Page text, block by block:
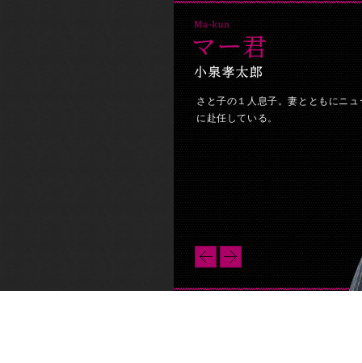
さと子の１人息子。妻とともにニュ
に赴任している。